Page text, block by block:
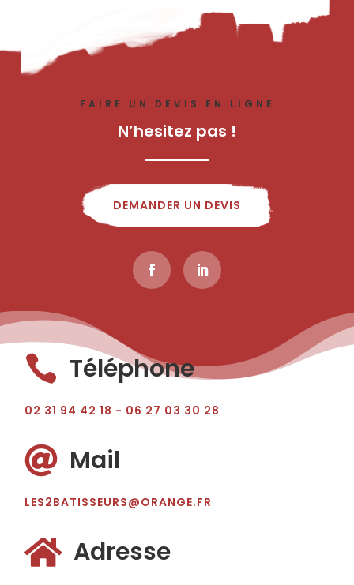
FAIRE UN DEVIS EN LIGNE
N’hesitez pas !
DEMANDER UN DEVIS
 Téléphone
02 31 94 42 18 - 06 27 03 30 28
 Mail
LES2BATISSEURS@ORANGE.FR
 Adresse